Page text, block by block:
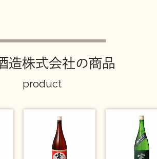
造株式会社の商品
product